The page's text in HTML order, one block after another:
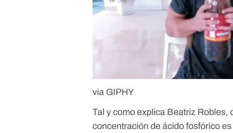
via GIPHY
Tal y como explica Beatriz Robles,
concentración de ácido fosfórico